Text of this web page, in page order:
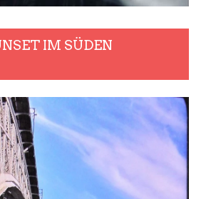
IM SÜDEN